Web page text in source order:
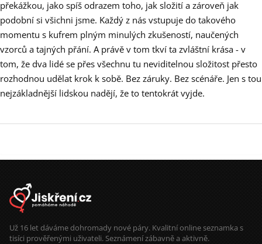
překážkou, jako spíš odrazem toho, jak složití a zároveň jak
podobní si všichni jsme. Každý z nás vstupuje do takového
momentu s kufrem plným minulých zkušeností, naučených
vzorců a tajných přání. A právě v tom tkví ta zvláštní krása - v
tom, že dva lidé se přes všechnu tu neviditelnou složitost přesto
rozhodnou udělat krok k sobě. Bez záruky. Bez scénáře. Jen s tou
nejzákladnější lidskou nadějí, že to tentokrát vyjde.
Už 16 let dáváme dohromady nové páry. Kvalitní online seznamka s
tisíci prověřenými uživateli. Seznámení zábavně a aktivně.